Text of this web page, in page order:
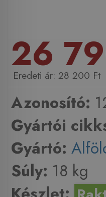
26 28 200 Ft
Azonosító:
Gyártói
Gyártó:
Súly: 18 kg